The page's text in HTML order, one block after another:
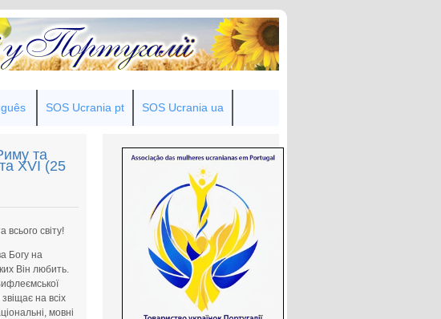
SOS Ucrania pt SOS Ucrania ua
та
XVI (25
всього світу!
Богу на
Він любить.
на всіх
мовні